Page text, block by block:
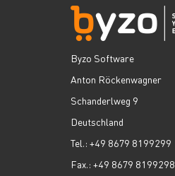
Byzo Software
Anton Röckenwagner
Schanderlweg 9
Deutschland
Tel.: +49 8679 8199299
Fax.: +49 8679 8199298